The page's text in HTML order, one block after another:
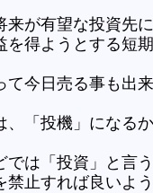
が有望な投資先
を得ようとする短
て今日売る事も出
「投機」になるか
は「投資」と言う
禁止すれば良いよ